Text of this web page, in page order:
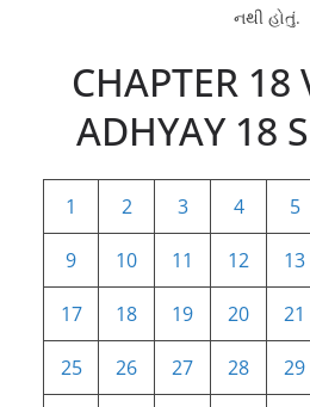
નથી હોતું.
CHAPTER 18
ADHYAY 18
1 2 3 4 5
9 10 11 12 13
17 18 19 20 21
25 26 27 28 29